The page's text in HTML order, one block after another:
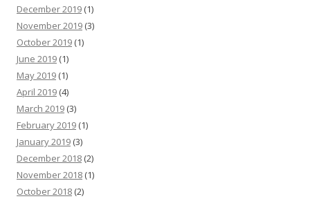
December 2019 (1)
November 2019 (3)
October 2019 (1)
June 2019 (1)
May 2019 (1)
April 2019 (4)
March 2019 (3)
February 2019 (1)
January 2019 (3)
December 2018 (2)
November 2018 (1)
October 2018 (2)